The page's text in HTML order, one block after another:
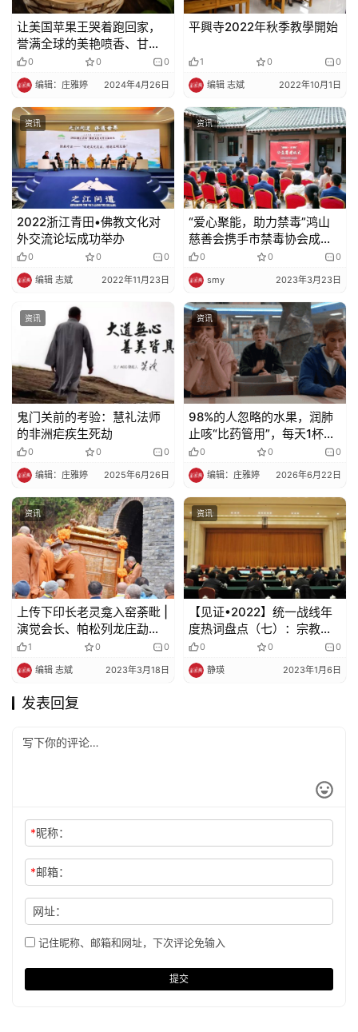
让美国苹果王哭着跑回家，
誉满全球的美艳喷香、甘甜
多汁，港媒眼中的苹果之
巅！！
0 0 0
编辑：庄雅婷 2024年4月26日
平興寺2022年秋季教學開始
1 0 0
编辑 志斌 2022年10月1日
资讯
2022浙江青田•佛教文化对
外交流论坛成功举办
0 0 0
编辑 志斌 2022年11月23日
资讯
“爱心聚能，助力禁毒”鸿山
慈善会携手市禁毒协会成立
禁毒专项基金
0 0 0
smy 2023年3月23日
资讯
鬼门关前的考验：慧礼法师
的非洲疟疾生死劫​​
0 0 0
编辑：庄雅婷 2025年6月26日
资讯
98%的人忽略的水果，润肺
止咳“比药管用”，每天1杯，
四季常备！
0 0 0
编辑：庄雅婷 2026年6月22日
资讯
上传下印长老灵龛入窑荼毗 |
演觉会长、帕松列龙庄勐、
胡雪峰喇嘛等高僧共同主法
1 0 0
编辑 志斌 2023年3月18日
资讯
【见证•2022】统一战线年
度热词盘点（七）：宗教工
作篇
0 0 0
静瑛 2023年1月6日
发表回复
*昵称：
*邮箱：
网址：
记住昵称、邮箱和网址，下次评论免输入
提交